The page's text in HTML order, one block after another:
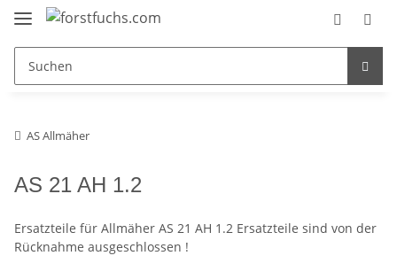
AS Allmäher
AS 21 AH 1.2
Ersatzteile für Allmäher AS 21 AH 1.2 Ersatzteile sind von der
Rücknahme ausgeschlossen !